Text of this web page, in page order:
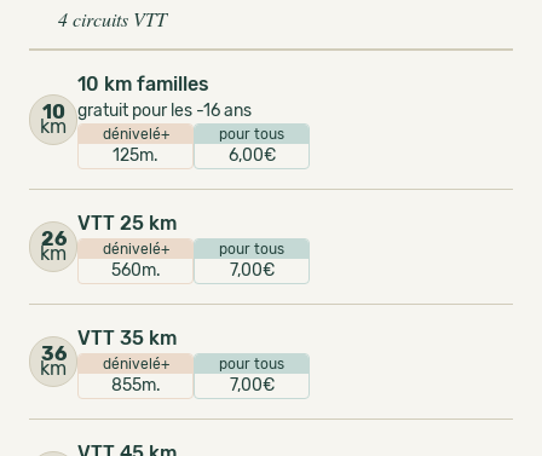
4 circuits VTT
10
km
10 km familles
gratuit pour les -16 ans
dénivelé+
125m.
pour tous
6,00€
26
km
VTT 25 km
dénivelé+
560m.
pour tous
7,00€
36
km
VTT 35 km
dénivelé+
855m.
pour tous
7,00€